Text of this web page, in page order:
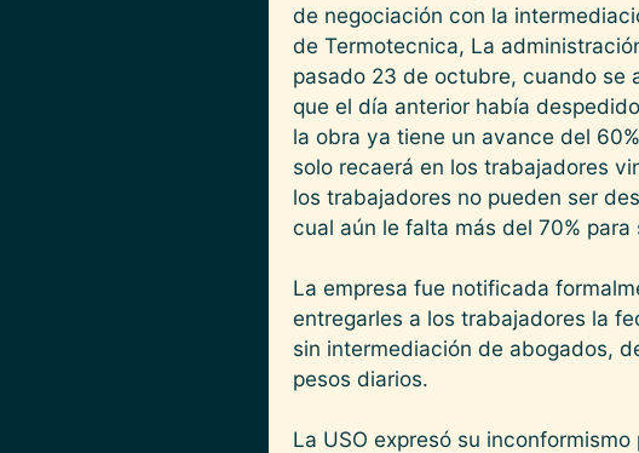
de negociación con la
de Termotecnica, La
pasado 23 de octubre, cuando se
que el día anterior había
la obra ya tiene un avance del
solo recaerá en los trabajadores
los trabajadores no pueden ser
cual aún le falta más del 70% para
La empresa fue notificada
entregarles a los trabajadores la
sin intermediación de abogados,
pesos diarios.
La USO expresó su